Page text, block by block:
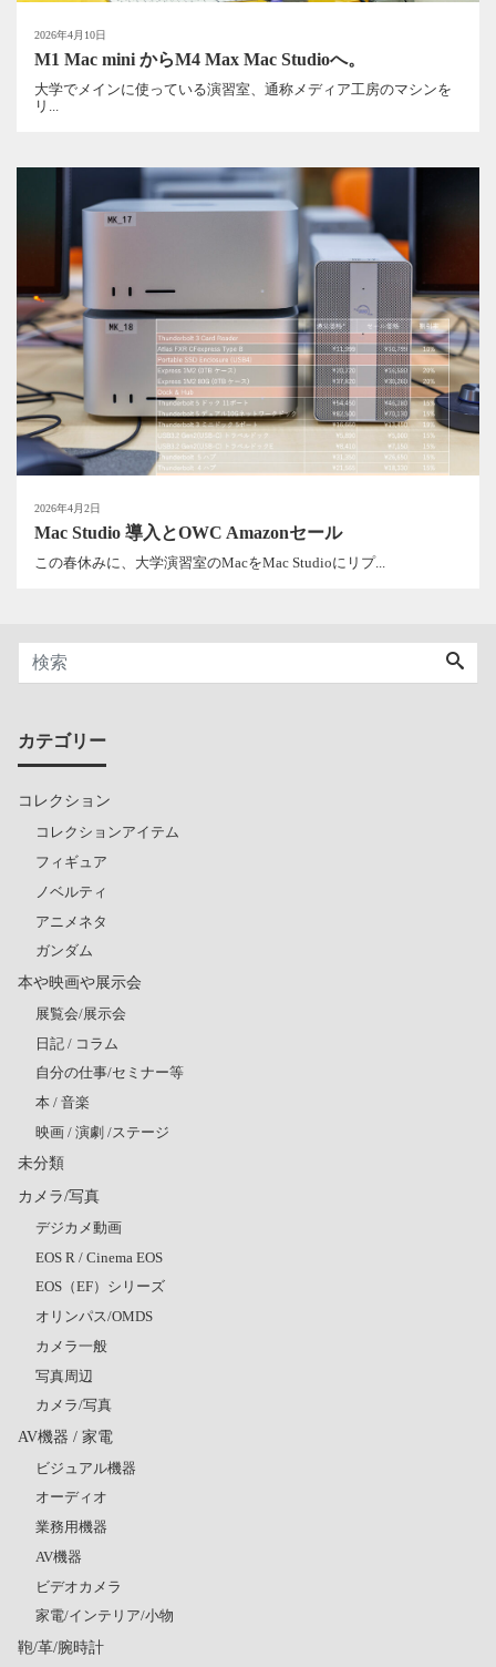
2026年4月10日
M1 Mac mini からM4 Max Mac Studioへ。
大学でメインに使っている演習室、通称メディア工房のマシンを
リ...
2026年4月2日
Mac Studio 導入とOWC Amazonセール
この春休みに、大学演習室のMacをMac Studioにリプ...
カテゴリー
コレクション
コレクションアイテム
フィギュア
ノベルティ
アニメネタ
ガンダム
本や映画や展示会
展覧会/展示会
日記 / コラム
自分の仕事/セミナー等
本 / 音楽
映画 / 演劇 /ステージ
未分類
カメラ/写真
デジカメ動画
EOS R / Cinema EOS
EOS（EF）シリーズ
オリンパス/OMDS
カメラ一般
写真周辺
カメラ/写真
AV機器 / 家電
ビジュアル機器
オーディオ
業務用機器
AV機器
ビデオカメラ
家電/インテリア/小物
鞄/革/腕時計